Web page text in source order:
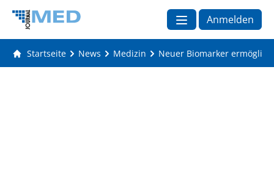
Anmelden
Startseite News Medizin Neuer Biomarker